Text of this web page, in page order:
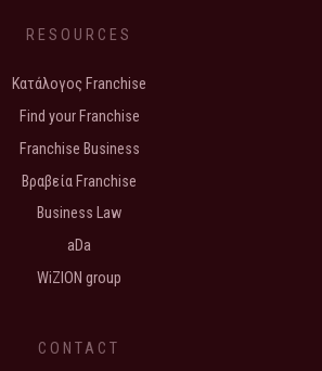
RESOURCES
Κατάλογος Franchise
Find your Franchise
Franchise Business
Βραβεία Franchise
Business Law
aDa
WiZION group
CONTACT